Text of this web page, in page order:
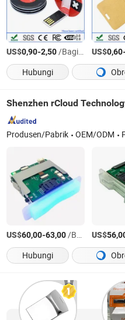
US$0,90-2,50/Bagian US$0,60
Hubungi
Shenzhen rCloud
Produsen/Pabrik OEM/ODM
US$60,00-63,00/Bagian US$
Hubungi